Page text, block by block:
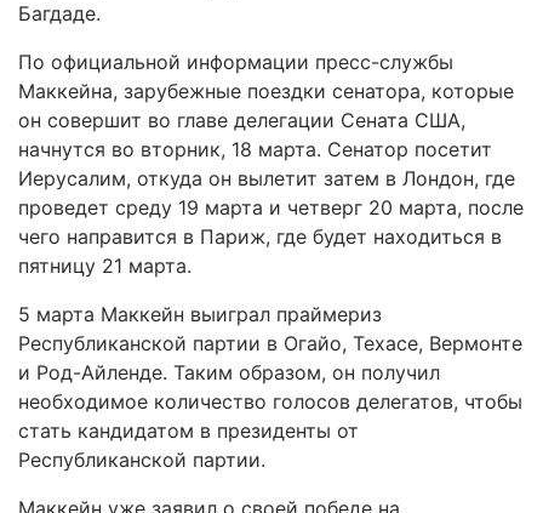
Багдаде.
По официальной информации пресс-службы
Маккейна, зарубежные поездки сенатора, которые
он совершит во главе делегации Сената США,
начнутся во вторник, 18 марта. Сенатор посетит
Иерусалим, откуда он вылетит затем в Лондон, где
проведет среду 19 марта и четверг 20 марта, после
чего направится в Париж, где будет находиться в
пятницу 21 марта.
5 марта Маккейн выиграл праймериз
Республиканской партии в Огайо, Техасе, Вермонте
и Род-Айленде. Таким образом, он получил
необходимое количество голосов делегатов, чтобы
стать кандидатом в президенты от
Республиканской партии.
Маккейн уже заявил о своей победе на